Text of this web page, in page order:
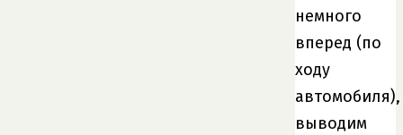
немного
вперед (по
ходу
автомобиля),
выводим